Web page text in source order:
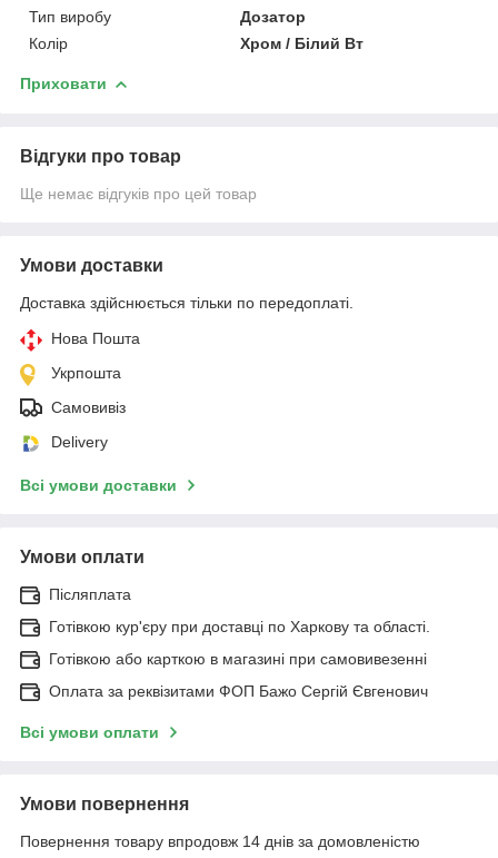
Тип виробу
Дозатор
Колір
Хром / Білий Вт
Приховати
Відгуки про товар
Ще немає відгуків про цей товар
Умови доставки
Доставка здійснюється тільки по передоплаті.
Нова Пошта
Укрпошта
Самовивіз
Delivery
Всі умови доставки
Умови оплати
Післяплата
Готівкою кур'єру при доставці по Харкову та області.
Готівкою або карткою в магазині при самовивезенні
Оплата за реквізитами ФОП Бажо Сергій Євгенович
Всі умови оплати
Умови повернення
Повернення товару впродовж 14 днів за домовленістю